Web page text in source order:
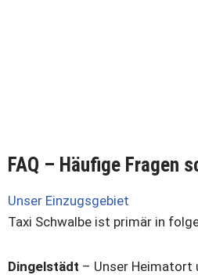
FAQ – Häufige Fragen
Unser Einzugsgebiet
Taxi Schwalbe ist primär in
Dingelstädt – Unser Heimatort